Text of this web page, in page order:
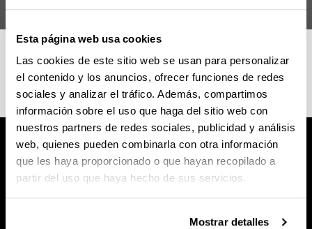
Esta página web usa cookies
Las cookies de este sitio web se usan para personalizar
el contenido y los anuncios, ofrecer funciones de redes
sociales y analizar el tráfico. Además, compartimos
información sobre el uso que haga del sitio web con
nuestros partners de redes sociales, publicidad y análisis
web, quienes pueden combinarla con otra información
que les haya proporcionado o que hayan recopilado a
partir del uso que haya hecho de sus servicios.
Mostrar detalles
Departamento de Bioquímica y Biología Molecular
Menú